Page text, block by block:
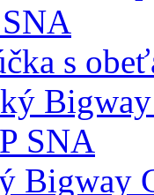
s
SNA
Bigway